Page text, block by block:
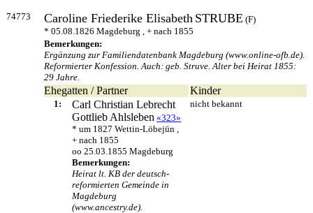
74773 Caroline Friederike Elisabeth STRUBE (F)
* 05.08.1826 Magdeburg , + nach 1855
Bemerkungen:
Ergänzung zur Familiendatenbank Magdeburg (www.online-ofb.de).
Reformierter Konfession. Auch: geb. Struve. Alter bei Heirat 1855:
29 Jahre.
Ehegatten / Partner Kinder
1:
Carl Christian Lebrecht
Gottlieb Ahlsleben «323»
* um 1827 Wettin-Löbejün ,
+ nach 1855
oo 25.03.1855 Magdeburg
Bemerkungen:
Heirat lt. KB der deutsch-
reformierten Gemeinde in
Magdeburg
(www.ancestry.de).
nicht bekannt